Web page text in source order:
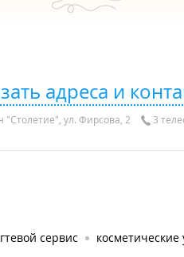
адреса и
"Столетие", ул. Фирсова, 2 3
сервис
косметические